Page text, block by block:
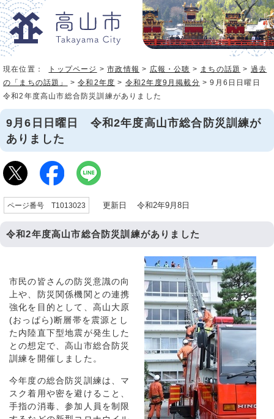
現在位置： トップページ >市政情報 > 広報・公聴 > まちの話題 > 過去
の「まちの話題」
>令和2年度 > 令和2年度9月掲載分 > 9月6日日曜日
令和2年度高山市総合防災訓練がありました
9月6日日曜日 令和2年度高山市総合防災訓練が
ありました
ページ番号 T1013023 更新日 令和2年9月8日
令和2年度高山市総合防災訓練がありました
市民の皆さんの防災意識の向
上や、防災関係機関との連携
強化を目的として、高山大原
(おっぱら)断層帯を震源とし
た内陸直下型地震が発生した
との想定で、高山市総合防災
訓練を開催しました。
今年度の総合防災訓練は、マ
スク着用や密を避けること、
手指の消毒、参加人員を制限